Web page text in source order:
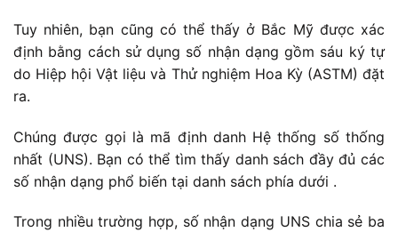
Tuy nhiên, bạn cũng có thể thấy ở Bắc Mỹ được xác
định bằng cách sử dụng số nhận dạng gồm sáu ký tự
do Hiệp hội Vật liệu và Thử nghiệm Hoa Kỳ (ASTM) đặt
ra.
Chúng được gọi là mã định danh Hệ thống số thống
nhất (UNS). Bạn có thể tìm thấy danh sách đầy đủ các
số nhận dạng phổ biến tại danh sách phía dưới .
Trong nhiều trường hợp, số nhận dạng UNS chia sẻ ba